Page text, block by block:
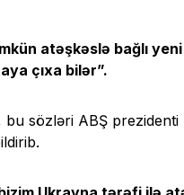
atəşkəslə bağlı
çıxa bilər”.
bu sözləri ABŞ prezidenti